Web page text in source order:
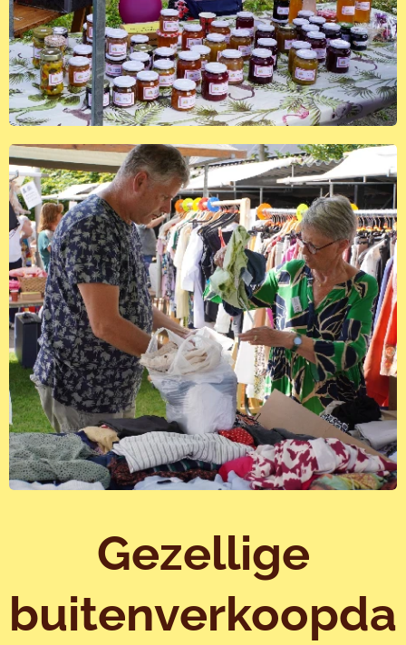
Gezellige
buitenverkoopda